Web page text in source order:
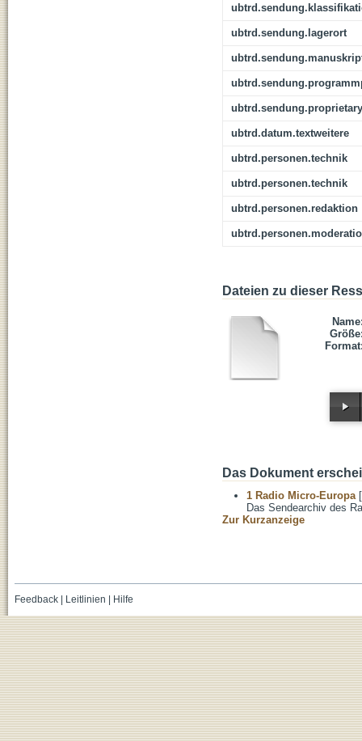
ubtrd.sendung.lagerort
ubtrd.sendung.proprietary
ubtrd.datum.textweitere
ubtrd.personen.technik
ubtrd.personen.technik
ubtrd.personen.redaktion
Dateien zu dieser
Das Dokument
1 Radio Micro-Europa
Das Sendearchiv des
Zur Kurzanzeige
Feedback| Leitlinien Hilfe